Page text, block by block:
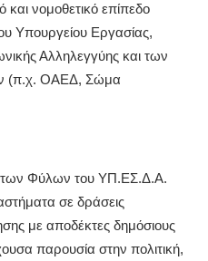
και νομοθετικό επίπεδο
Υπουργείου Εργασίας,
Αλληλεγγύης και των
(π.χ. ΟΑΕΔ, Σώμα
των Φύλων του ΥΠ.ΕΣ.Δ.Α.
σε δράσεις
με αποδέκτες δημόσιους
παρουσία στην πολιτική,